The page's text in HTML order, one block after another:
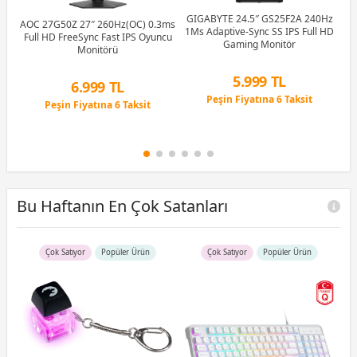
AOC 27G50Z 27″ 260Hz(OC) 0.3ms
Full HD FreeSync Fast IPS Oyuncu
Monitörü
6.999 TL
Peşin Fiyatına 6 Taksit
GIGABYTE 24.5″ GS25F2A 240Hz
1Ms Adaptive-Sync SS IPS Full HD
Gaming Monitör
5.999 TL
Peşin Fiyatına 6 Taksit
Bu Haftanın En Çok Satanları
Çok Satıyor Popüler Ürün Çok Satıyor Popüler Ürün